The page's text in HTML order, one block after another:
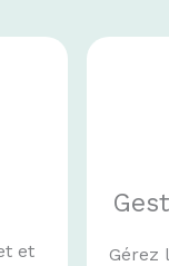
et
Gérez